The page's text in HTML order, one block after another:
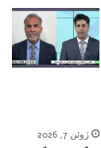
ژوئن 7, 2026